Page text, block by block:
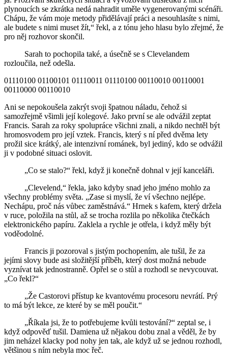
plynoucích se zkrátka nedá nahradit uměle vygenerovanými scénáři.
Chápu, že vám moje metody přidělávají práci a nesouhlasíte s nimi,
ale budete s nimi muset žít,“ řekl, a z tónu jeho hlasu bylo zřejmé, že
pro něj rozhovor skončil.
Sarah to pochopila také, a úsečně se s Clevelandem
rozloučila, než odešla.
01110100 01100101 01110011 01110100 00110010 00110001
00110000 00110010
Ani se nepokoušela zakrýt svoji špatnou náladu, čehož si
samozřejmě všimli její kolegové. Jako první se ale odvážil zeptat
Francis. Sarah za roky spolupráce všichni znali, a nikdo nechtěl být
hromosvodem pro její vztek. Francis, který s ní před dvěma lety
prožil sice krátký, ale intenzivní románek, byl jediný, kdo se odvážil
ji v podobné situaci oslovit.
„Co se stalo?“ řekl, když ji konečně dohnal v její kanceláři.
„Clevelend,“ řekla, jako kdyby snad jeho jméno mohlo za
všechny problémy světa. „Zase si myslí, že ví všechno nejlépe.
Nechápu, proč nás vůbec zaměstnává.“ Hrnek s kafem, který držela
v ruce, položila na stůl, až se trocha rozlila po několika čtečkách
elektronického papíru. Zaklela a rychle je otřela, i když měly být
voděodolné.
Francis ji pozoroval s jistým pochopením, ale tušil, že za
jejími slovy bude asi složitější příběh, který dost možná nebude
vyznívat tak jednostranně. Opřel se o stůl a rozhodl se nevycouvat.
„Co řekl?“
„Že Castorovi přístup ke kvantovému procesoru nevrátí. Prý
to má být lekce, ze které by se měl poučit.“
„Říkala jsi, že to potřebujeme kvůli testování?“ zeptal se, i
když odpověď tušil. Damiena už nějakou dobu znal a věděl, že by
jim neházel klacky pod nohy jen tak, ale když už se jednou rozhodl,
většinou s ním nebyla moc řeč.